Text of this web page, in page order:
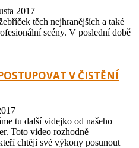
2017
těch nejhranějších a také
scény. V poslední době
V ČISTĚNÍ
tu další videjko od našeho
Toto video rozhodně
chtějí své výkony posunout